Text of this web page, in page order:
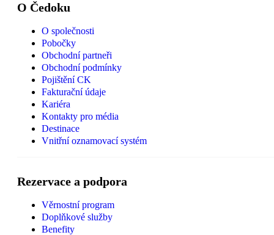
O Čedoku
O společnosti
Pobočky
Obchodní partneři
Obchodní podmínky
Pojištění CK
Fakturační údaje
Kariéra
Kontakty pro média
Destinace
Vnitřní oznamovací systém
Rezervace a podpora
Věrnostní program
Doplňkové služby
Benefity